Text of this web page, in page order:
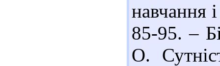
навчання
85-95. –
О.